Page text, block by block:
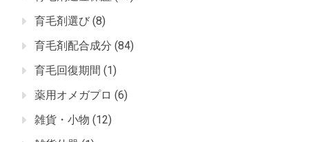
育毛剤選び (8)
育毛剤配合成分 (84)
育毛回復期間 (1)
薬用オメガプロ (6)
雑貨・小物 (12)